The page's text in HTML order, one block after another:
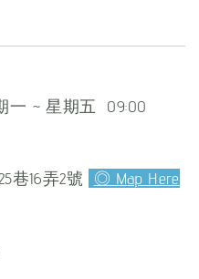
一 ~ 星期五 09:00
巷16弄2號
◎ Map Here